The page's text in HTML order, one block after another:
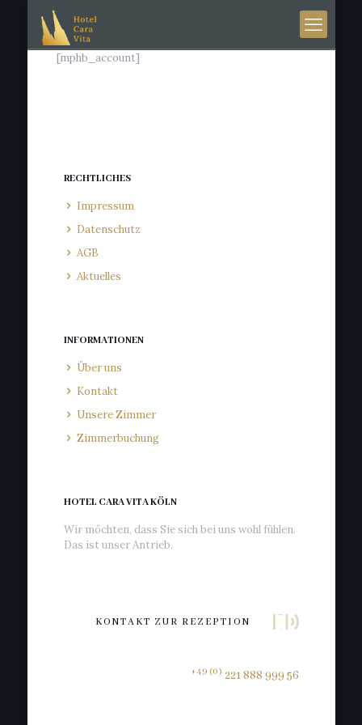
[mphb_account]
RECHTLICHES
Impressum
Datenschutz
AGB
Aktuelles
INFORMATIONEN
Über uns
Kontakt
Unsere Zimmer
Zimmerbuchung
HOTEL CARA VITA KÖLN
Wir möchten, dass Sie sich bei uns wohl fühlen.
Das ist unser Antrieb.
KONTAKT ZUR REZEPTION
+49 (0) 221 888 999 56